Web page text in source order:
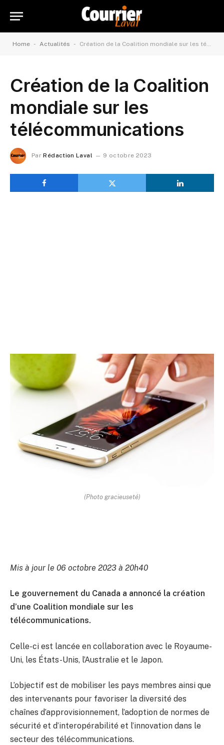
Home - Actualités - Création de la Coalition mondiale sur les télécommunications
Création de la Coalition
mondiale sur les
télécommunications
Par Rédaction Laval 9 octobre 2023
(Photo gracieuseté)
Mis à jour le 06 octobre 2023 à 20h40
Le gouvernement du Canada a annoncé la création
d’une Coalition mondiale sur les
télécommunications.
Celle-ci est lancée en collaboration avec le Royaume-
Uni, les États-Unis, l’Australie et le Japon.
L’objectif est de mobiliser les pays membres ainsi que
des intervenants pour favoriser la diversité des
chaînes d’approvisionnement, l’adoption de normes de
sécurité et d’interopérabilité et l’innovation dans le
secteur des télécommunications.